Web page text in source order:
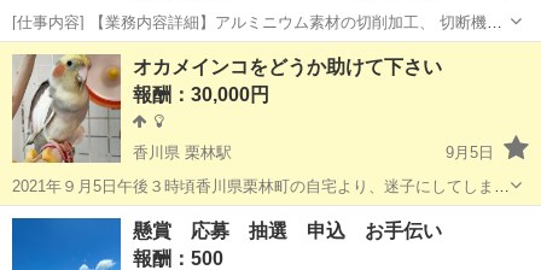
[仕事内容] 【業務内容詳細】アルミニウム素材の切削加工、 切断機オ
ペレーター【取扱製品情報】二輪部品 。＋お仕事探しはコンシェルス
タッフにおまかせ＋。 あなたのお仕事探しをしっかりサポート！ たと
えば… 「もう少しココ...
熊本 菊池市
オカメインコをどうか助けて下さい
報酬：30,000円
香川県 栗林駅
9月5日
2021年９月5日午後３時頃香川県栗林町の自宅より、迷子にしてしまい
ました。どうか、どうか助けて下さい。(´；ω；｀) 保護して下さった
方に報酬お支払いします。 飛行能力に優れている為かなり遠くへ行く
可能性があります。記...
香川 高松市 栗林駅 手伝って/助けて オカメインコ
懸賞 応募 抽選 申込 お手伝い
報酬：500